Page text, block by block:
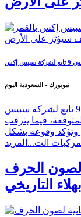
إكس
نيويورك - السعودية اليوم
يُعتقد أن جزءاً ضخماً تائهاً من صاروخ فالكون 9 تابع لشركة سبيس
فيما يترقب
وتؤكد وقوعه بشكل
الت... المزيد
لصون الحرف
التاريخي